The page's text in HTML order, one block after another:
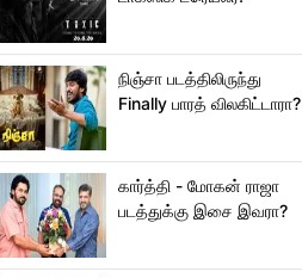
நிஞ்சா படத்திலிருந்து
Finally பாரத் விலகிட்டாரா?
கார்த்தி - மோகன் ராஜா
படத்துக்கு இசை இவரா?